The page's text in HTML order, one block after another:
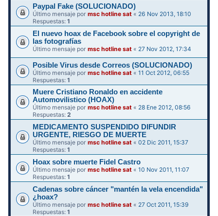
Paypal Fake (SOLUCIONADO)
Último mensaje pormsc hotline sat « 26 Nov 2013, 18:10
Respuestas:1
El nuevo hoax de Facebook sobre el copyright de
las fotografías
Último mensaje pormsc hotline sat « 27 Nov 2012, 17:34
Posible Virus desde Correos (SOLUCIONADO)
Último mensaje pormsc hotline sat «11 Oct 2012, 06:55
Respuestas:1
Muere Cristiano Ronaldo en accidente
Automovilistico (HOAX)
Último mensaje pormsc hotline sat « 28 Ene 2012, 08:56
Respuestas:2
MEDICAMENTO SUSPENDIDO DIFUNDIR
Último mensaje pormsc hotline sat «02 Dic 2011, 15:37
Respuestas:1
Hoax sobre muerte Fidel Castro
Último mensaje pormsc hotline sat «10 Nov 2011, 11:07
Respuestas:1
Cadenas sobre cáncer "mantén la vela encendida"
¿hoax?
Último mensaje pormsc hotline sat « 27 Oct 2011, 15:39
Respuestas:1